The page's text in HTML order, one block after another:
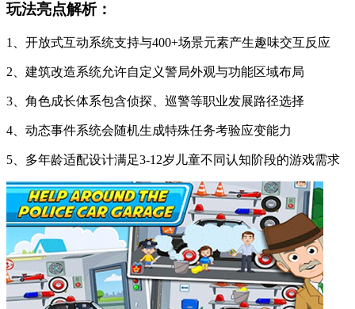
玩法亮点解析：
1、开放式互动系统支持与400+场景元素产生趣味交互反应
2、建筑改造系统允许自定义警局外观与功能区域布局
3、角色成长体系包含侦探、巡警等职业发展路径选择
4、动态事件系统会随机生成特殊任务考验应变能力
5、多年龄适配设计满足3-12岁儿童不同认知阶段的游戏需求